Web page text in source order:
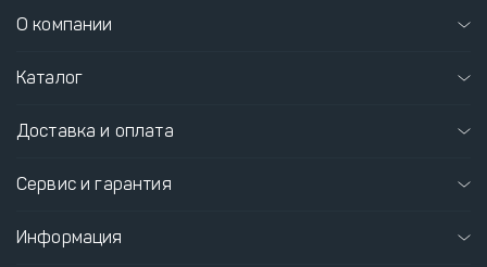
О компании
Каталог
Доставка и оплата
Сервис и гарантия
Информация